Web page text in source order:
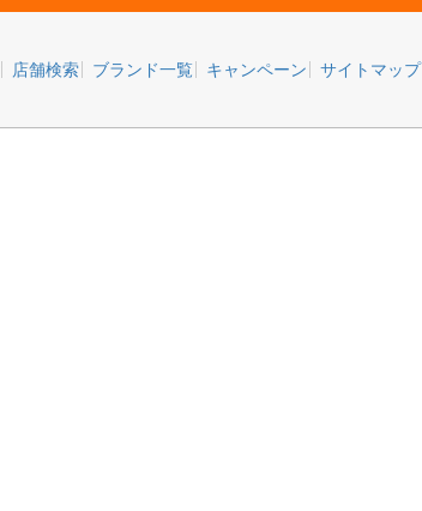
店舗検索 ブランド一覧 キャンペーン サイトマップ